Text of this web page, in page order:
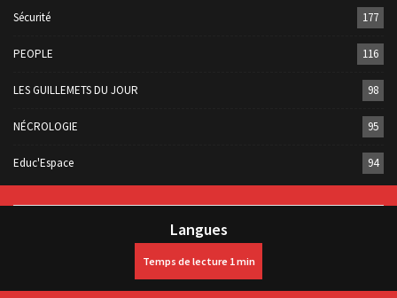
Sécurité 177
PEOPLE 116
LES GUILLEMETS DU JOUR 98
NÉCROLOGIE 95
Educ'Espace 94
Langues